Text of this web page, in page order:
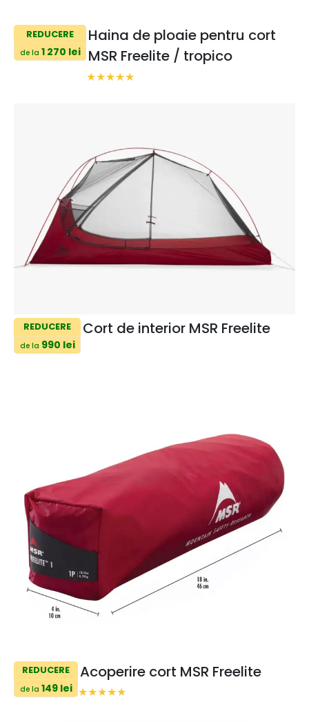
REDUCERE
de la 1 270 lei
Haina de ploaie pentru cort
MSR Freelite / tropico
REDUCERE
de la 990 lei
Cort de interior MSR Freelite
REDUCERE
de la 149 lei
Acoperire cort MSR Freelite